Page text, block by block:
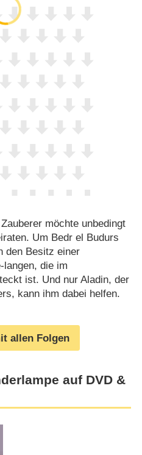
möchte unbedingt
Um Bedr el Budurs
den Besitz einer
langen, die im
ist. Und nur Aladin, der
kann ihm dabei helfen.
allen Folgen
auf DVD &